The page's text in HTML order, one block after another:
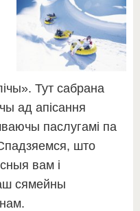
Тут сабрана
ад апісання
паслугамі па
што
вам і
сямейны